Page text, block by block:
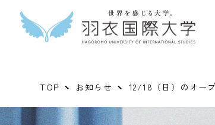
TOP お知らせ 12/18（日）のオー